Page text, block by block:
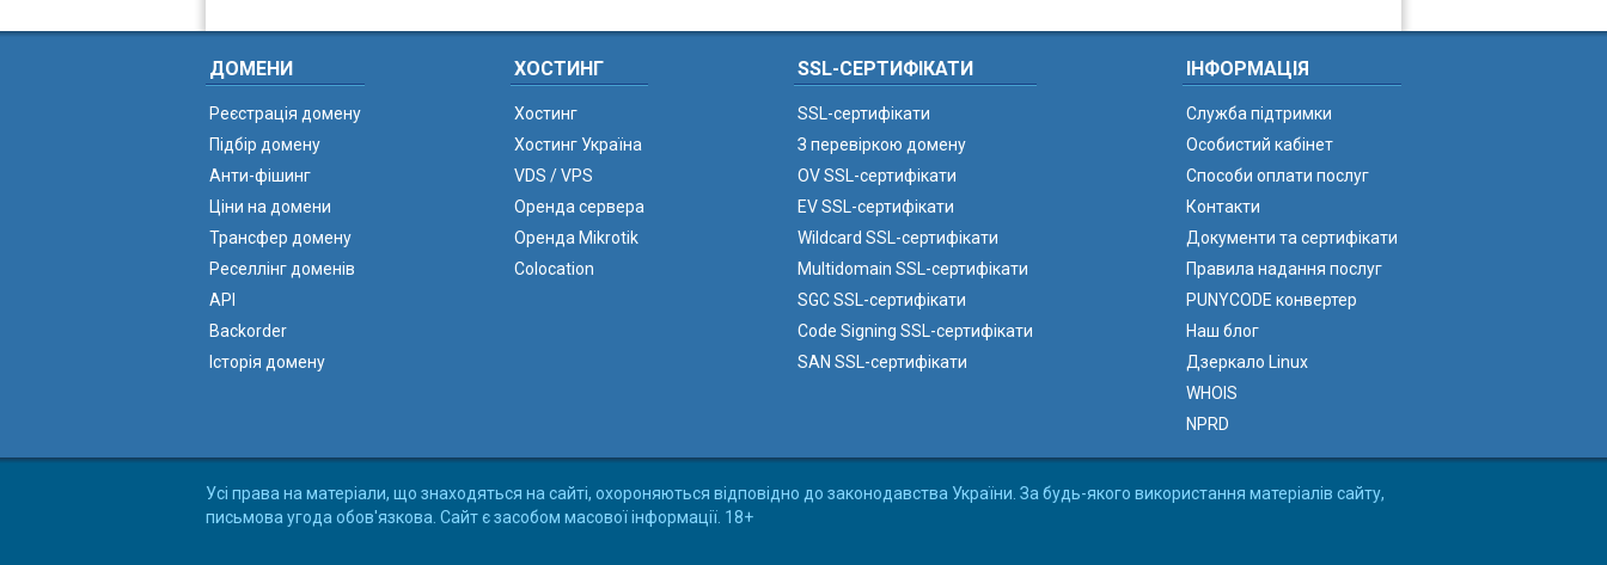
ДОМЕНИ
Реєстрація домену
Підбір домену
Анти-фішинг
Ціни на домени
Трансфер домену
Реселлінг доменів
API
Backorder
Історія домену
ХОСТИНГ
Хостинг
Хостинг Україна
VDS / VPS
Оренда сервера
Оренда Mikrotik
Colocation
SSL-СЕРТИФІКАТИ
SSL-сертифікати
З перевіркою домену
OV SSL-сертифікати
EV SSL-сертифікати
Wildcard SSL-сертифікати
Multidomain SSL-сертифікати
SGC SSL-сертифікати
Code Signing SSL-сертифікати
SAN SSL-сертифікати
ІНФОРМАЦІЯ
Служба підтримки
Особистий кабінет
Способи оплати послуг
Контакти
Документи та сертифікати
Правила надання послуг
PUNYCODE конвертер
Наш блог
Дзеркало Linux
WHOIS
NPRD
Усі права на матеріали, що знаходяться на сайті, охороняються відповідно до законодавства України. За будь-якого використання матеріалів сайту,
письмова угода обов'язкова. Сайт є засобом масової інформації. 18+